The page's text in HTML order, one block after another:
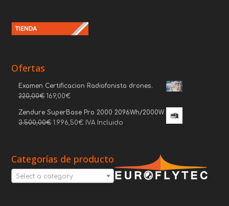
Ofertas
Examen Certificacion Radiofonista drones.
220,00€ 169,00€
Zendure SuperBase Pro 2000 2096Wh/2000W
3.500,00€ 1.996,50€ IVA Incluido
Categorías de producto
Select a category